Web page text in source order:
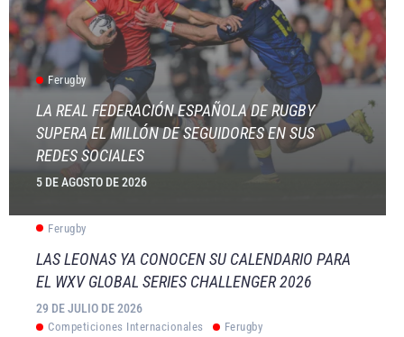
Ferugby
LA REAL FEDERACIÓN ESPAÑOLA DE RUGBY
SUPERA EL MILLÓN DE SEGUIDORES EN SUS
REDES SOCIALES
5 DE AGOSTO DE 2026
Ferugby
LAS LEONAS YA CONOCEN SU CALENDARIO PARA
EL WXV GLOBAL SERIES CHALLENGER 2026
29 DE JULIO DE 2026
Competiciones Internacionales Ferugby